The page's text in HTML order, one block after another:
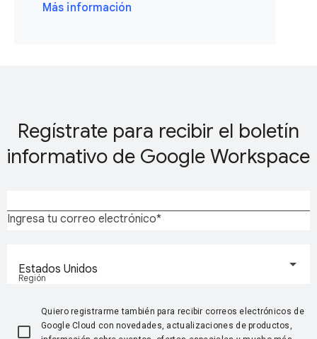
Más información
Regístrate para recibir el boletín
informativo de Google Workspace
Ingresa tu correo electrónico
Región
Estados Unidos
Quiero registrarme también para recibir correos electrónicos de
Google Cloud con novedades, actualizaciones de productos,